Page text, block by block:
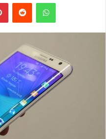
PinterestReddit WhatsApp